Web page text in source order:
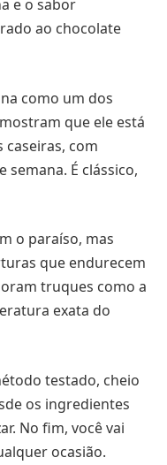
e o sabor
ao chocolate
como um dos
que ele está
com
É clássico,
o paraíso, mas
que endurecem
truques como a
exata do
testado, cheio
os ingredientes
No fim, você vai
ocasião.